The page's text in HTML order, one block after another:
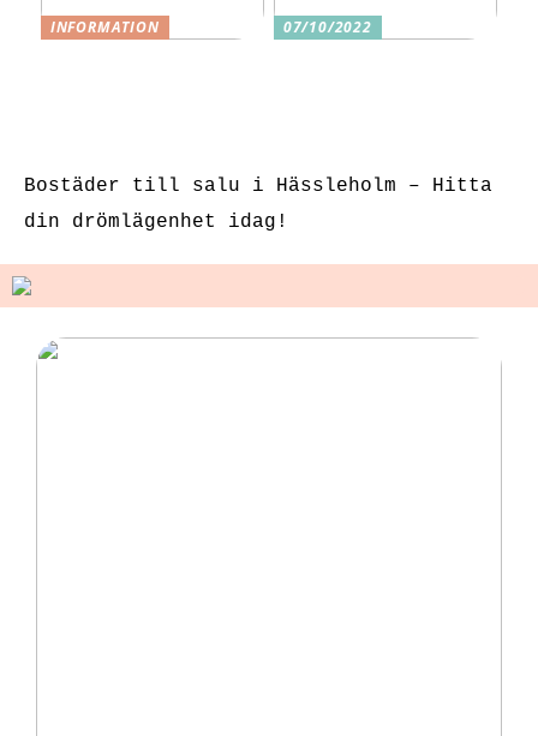
INFORMATION 07/10/2022
Bostäder till salu i Hässleholm – Hitta
din drömlägenhet idag!